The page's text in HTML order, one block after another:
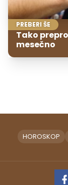
PREBERI ŠE
Tako
mesečno
HOROSKOP